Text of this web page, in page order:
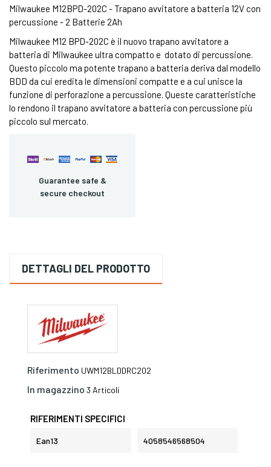
Milwaukee M12BPD-202C - Trapano avvitatore a batteria 12V con
percussione - 2 Batterie 2Ah
Milwaukee M12 BPD-202C è il nuovo trapano avvitatore a
batteria di Milwaukee ultra compatto e dotato di percussione.
Questo piccolo ma potente trapano a batteria deriva dal modello
BDD da cui eredita le dimensioni compatte e a cui unisce la
funzione di perforazione a percussione. Queste caratteristiche
lo rendono il trapano avvitatore a batteria con percussione più
piccolo sul mercato.
Guarantee safe &
secure checkout
DETTAGLI DEL PRODOTTO
Riferimento UWM12BLDDRC202
In magazzino 3 Articoli
RIFERIMENTI SPECIFICI
Ean13 4058546568504